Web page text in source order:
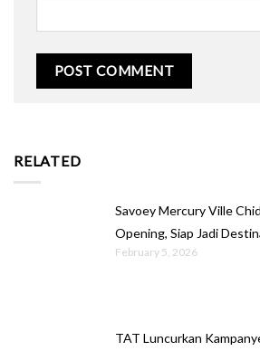
RELATED
Savoey Mercury Ville
Opening, Siap Jadi
February 5, 2026
TAT Luncurkan